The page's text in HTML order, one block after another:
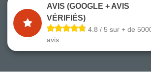
AVIS (GOOGLE + AVIS
VÉRIFIÉS)
4.8 / 5 sur + de
avis